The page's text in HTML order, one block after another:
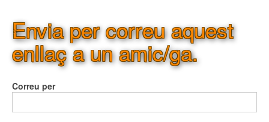
Envia per correu aquest
enllaç a un amic/ga.
×
Correu per